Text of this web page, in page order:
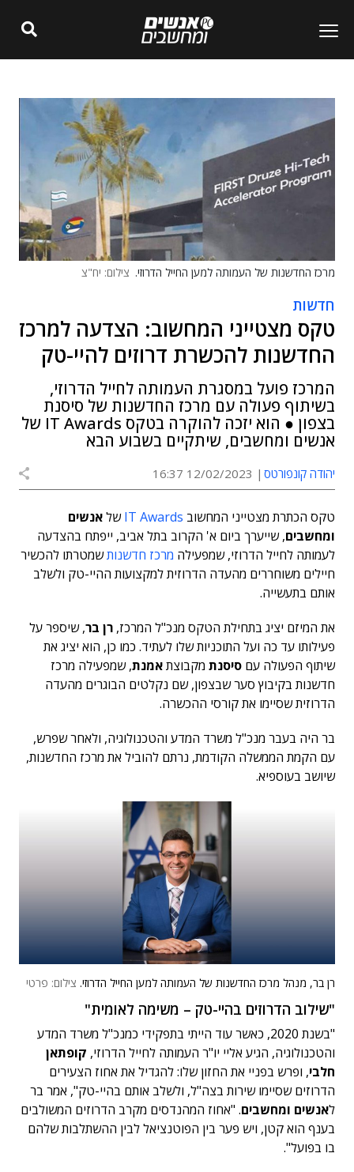
מרכז החדשנות של העמותה למען החייל הדרוזי. צילום: יח"צ
חדשות
טקס מצטייני המחשוב: הצדעה למרכז
החדשנות להכשרת דרוזים להיי-טק
המרכז פועל במסגרת העמותה לחייל הדרוזי,
בשיתוף פעולה עם מרכז החדשנות של סיסנת
בצפון ● הוא יזכה להוקרה בטקס IT Awards של
אנשים ומחשבים, שיתקיים בשבוע הבא
יהודה קונפורטס 12/02/2023 16:37
טקס הכתרת מצטייני המחשוב IT Awardsשלאנשים
ומחשבים, שייערך ביום א' הקרוב בתל אביב, ייפתח בהצדעה
לעמותה לחייל הדרוזי, שמפעילה מרכז חדשנותשמטרתו להכשיר
חיילים משוחררים מהעדה הדרוזית למקצועות ההיי-טק ולשלב
אותם בתעשייה.
את המיזם יציג בתחילת הטקס מנכ"ל המרכז, רן בר, שיספר על
פעילותו עד כה ועל התוכניות שלו לעתיד. כמו כן, הוא יציג את
שיתוף הפעולה עם סיסנת מקבוצתאמנת, שמפעילה מרכז
חדשנות בקיבוץ סער שבצפון, שם נקלטים הבוגרים מהעדה
הדרוזית שסיימו את קורסי ההכשרה.
בר היה בעבר מנכ"ל משרד המדע והטכנולוגיה, ולאחר שפרש,
עם הקמת הממשלה הקודמת, נרתם להוביל את מרכז החדשנות,
שיושב בעוספיא.
רן בר, מנהל מרכז החדשנות של העמותה למען החייל הדרוזי. צילום: פרטי
"שילוב הדרוזים בהיי-טק – משימה לאומית"
"בשנת 2020, כאשר עוד הייתי בתפקידי כמנכ"ל משרד המדע
והטכנולוגיה, הגיע אליי יו"ר העמותה לחייל הדרוזי, קופתאן
חלבי, ופרש בפניי את החזון שלו: להגדיל את אחוז הצעירים
הדרוזים שסיימו שירות בצה"ל, ולשלב אותם בהיי-טק", אמר בר
לאנשים ומחשבים. "אחוז המהנדסים מקרב הדרוזים המשולבים
בענף הוא קטן, ויש פער בין הפוטנציאל לבין ההשתלבות שלהם
בו בפועל".